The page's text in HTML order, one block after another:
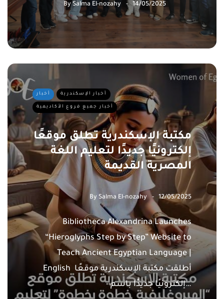
BySalma El-nozahy 14/05/2025
أخبار أخبار الإسكندرية
أخبار جميع فروع الأكاديمية
مكتبة الإسكندرية تطلق موقعًا
إلكترونيًا جديدًا لتعليم اللغة
المصرية القديمة
By Salma El-nozahy 12/05/2025
Bibliotheca Alexandrina Launches
“Hieroglyphs Step by Step” Website to
Teach Ancient Egyptian Language |
English أطلقت مكتبة الإسكندرية موقعًا
إلكترونيًا جديدًا باسم…